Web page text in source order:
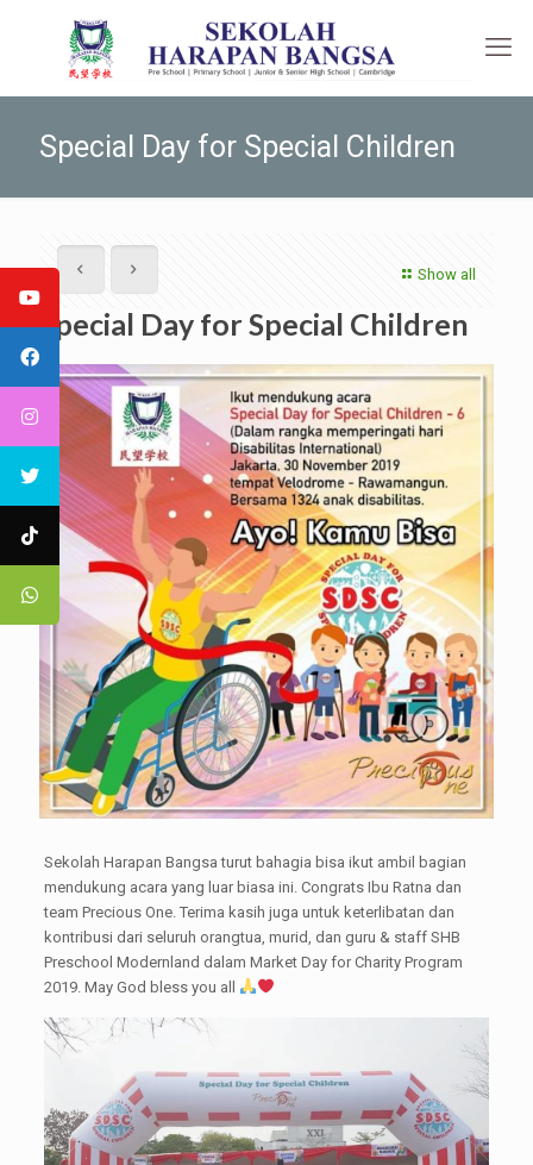
Special Day for Special Children
Show all
Special Day for Special Children
Sekolah Harapan Bangsa turut bahagia bisa ikut ambil bagian
mendukung acara yang luar biasa ini. Congrats Ibu Ratna dan
team Precious One. Terima kasih juga untuk keterlibatan dan
kontribusi dari seluruh orangtua, murid, dan guru & staff SHB
Preschool Modernland dalam Market Day for Charity Program
2019. May God bless you all